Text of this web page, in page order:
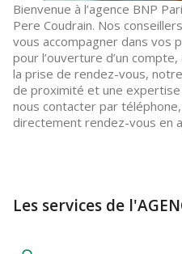
Bienvenue à l’agence BNP
Pere Coudrain. Nos
vous accompagner dans vos
pour l’ouverture d’un
la prise de rendez-vous,
de proximité et une
nous contacter par
directement rendez-vous en
Les services de